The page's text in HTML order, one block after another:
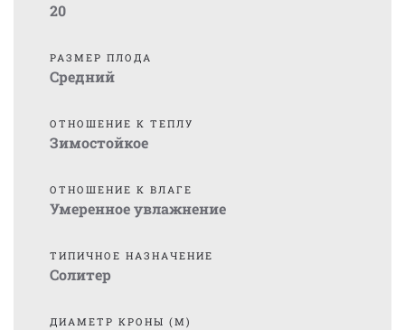
20
РАЗМЕР ПЛОДА
Средний
ОТНОШЕНИЕ К ТЕПЛУ
Зимостойкое
ОТНОШЕНИЕ К ВЛАГЕ
Умеренное увлажнение
ТИПИЧНОЕ НАЗНАЧЕНИЕ
Солитер
ДИАМЕТР КРОНЫ (М)